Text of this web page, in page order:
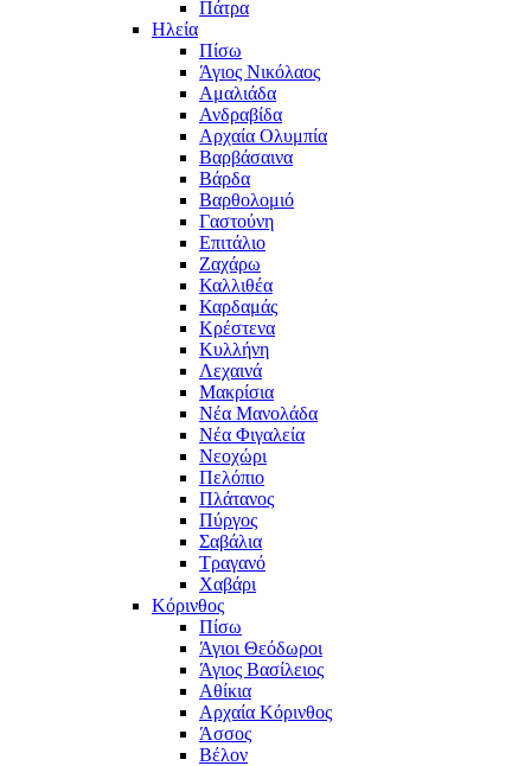
Πάτρα
Ηλεία
Πίσω
Άγιος Νικόλαος
Αμαλιάδα
Ανδραβίδα
Αρχαία Ολυμπία
Βαρβάσαινα
Βάρδα
Βαρθολομιό
Γαστούνη
Επιτάλιο
Ζαχάρω
Καλλιθέα
Καρδαμάς
Κρέστενα
Κυλλήνη
Λεχαινά
Μακρίσια
Νέα Μανολάδα
Νέα Φιγαλεία
Νεοχώρι
Πελόπιο
Πλάτανος
Πύργος
Σαβάλια
Τραγανό
Χαβάρι
Κόρινθος
Πίσω
Άγιοι Θεόδωροι
Άγιος Βασίλειος
Αθίκια
Αρχαία Κόρινθος
Άσσος
Βέλον